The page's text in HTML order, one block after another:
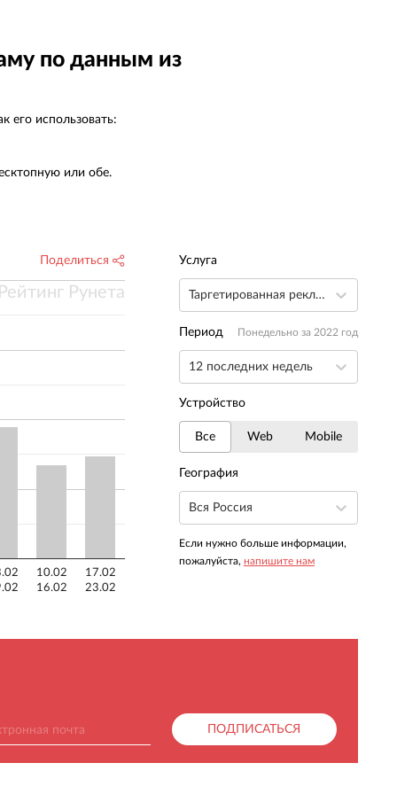
стратегические цели ГК ВИК в
особенно значимым для нас.
партнерство.
по данным из
его использовать:
или обе.
Поделиться
10.02
16.02
17.02
23.02
Рейтинг Рунета
Услуга
Таргетированная реклама
Период Понедельно за 2022 год
12 последних недель
Устройство
Все Web Mobile
География
Вся Россия
Если нужно больше информации,
пожалуйста, напишите нам
ПОДПИСАТЬСЯ